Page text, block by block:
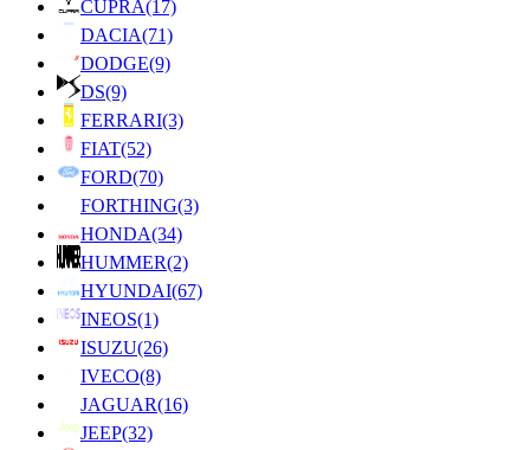
CUPRA(17)
DACIA(71)
DODGE(9)
DS(9)
FERRARI(3)
FIAT(52)
FORD(70)
FORTHING(3)
HONDA(34)
HUMMER(2)
HYUNDAI(67)
INEOS(1)
ISUZU(26)
IVECO(8)
JAGUAR(16)
JEEP(32)